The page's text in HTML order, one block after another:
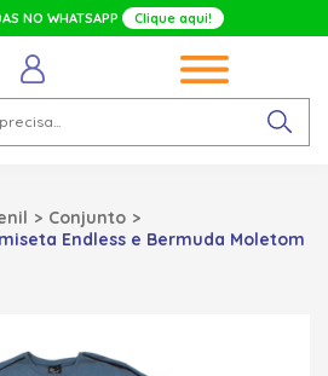
NO WHATSAPP Clique aqui!
Conjunto
Endless e Bermuda Moletom